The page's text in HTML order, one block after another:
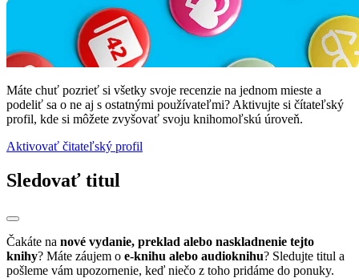
Máte chuť pozrieť si všetky svoje recenzie na jednom mieste a
podeliť sa o ne aj s ostatnými používateľmi? Aktivujte si čítateľský
profil, kde si môžete zvyšovať svoju knihomoľskú úroveň.
Aktivovať čitateľský profil
Sledovať titul
Čakáte na nové vydanie, preklad alebo naskladnenie tejto
knihy? Máte záujem o e-knihu alebo audioknihu? Sledujte titul a
pošleme vám upozornenie, keď niečo z toho pridáme do ponuky.